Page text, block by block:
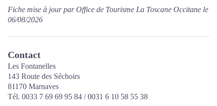
Fiche mise à jour par Office de Tourisme La Toscane Occitane le
06/08/2026
Contact
Les Fontanelles
143 Route des Séchoirs
81170 Marnaves
Tél. 0033 7 69 69 95 84 / 0031 6 10 58 55 38